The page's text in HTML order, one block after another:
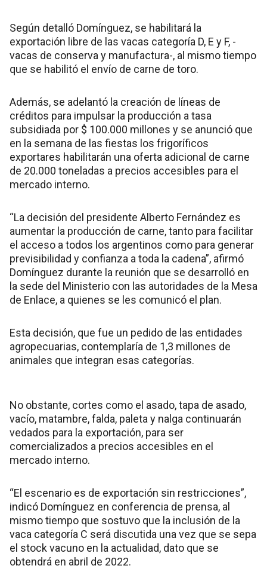
Según detalló Domínguez, se habilitará la
exportación libre de las vacas categoría D, E y F, -
vacas de conserva y manufactura-, al mismo tiempo
que se habilitó el envío de carne de toro.
Además, se adelantó la creación de líneas de
créditos para impulsar la producción a tasa
subsidiada por $ 100.000 millones y se anunció que
en la semana de las fiestas los frigoríficos
exportares habilitarán una oferta adicional de carne
de 20.000 toneladas a precios accesibles para el
mercado interno.
“La decisión del presidente Alberto Fernández es
aumentar la producción de carne, tanto para facilitar
el acceso a todos los argentinos como para generar
previsibilidad y confianza a toda la cadena”, afirmó
Domínguez durante la reunión que se desarrolló en
la sede del Ministerio con las autoridades de la Mesa
de Enlace, a quienes se les comunicó el plan.
Esta decisión, que fue un pedido de las entidades
agropecuarias, contemplaría de 1,3 millones de
animales que integran esas categorías.
No obstante, cortes como el asado, tapa de asado,
vacío, matambre, falda, paleta y nalga continuarán
vedados para la exportación, para ser
comercializados a precios accesibles en el
mercado interno.
“El escenario es de exportación sin restricciones”,
indicó Domínguez en conferencia de prensa, al
mismo tiempo que sostuvo que la inclusión de la
vaca categoría C será discutida una vez que se sepa
el stock vacuno en la actualidad, dato que se
obtendrá en abril de 2022.